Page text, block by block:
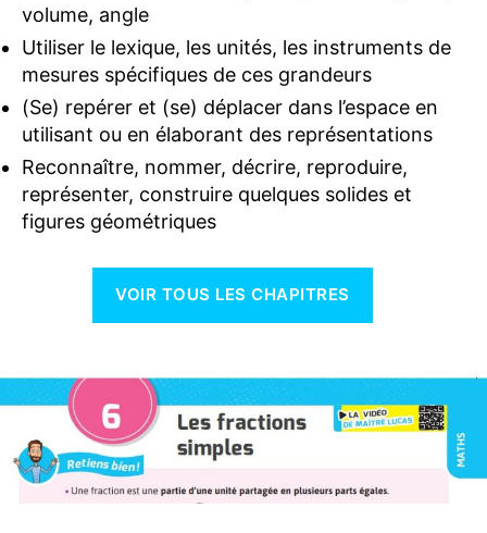
volume, angle
Utiliser le lexique, les unités, les instruments de
mesures spécifiques de ces grandeurs
(Se) repérer et (se) déplacer dans l’espace en
utilisant ou en élaborant des représentations
Reconnaître, nommer, décrire, reproduire,
représenter, construire quelques solides et
figures géométriques
VOIR TOUS LES CHAPITRES